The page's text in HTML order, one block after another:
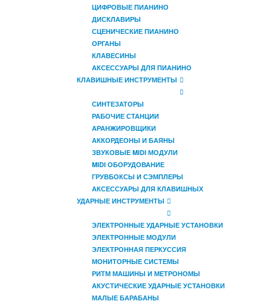
ЦИФРОВЫЕ ПИАНИНО
ДИСКЛАВИРЫ
СЦЕНИЧЕСКИЕ ПИАНИНО
ОРГАНЫ
КЛАВЕСИНЫ
АКСЕССУАРЫ ДЛЯ ПИАНИНО
КЛАВИШНЫЕ ИНСТРУМЕНТЫ
СИНТЕЗАТОРЫ
РАБОЧИЕ СТАНЦИИ
АРАНЖИРОВЩИКИ
АККОРДЕОНЫ И БАЯНЫ
ЗВУКОВЫЕ MIDI МОДУЛИ
MIDI ОБОРУДОВАНИЕ
ГРУВБОКСЫ И СЭМПЛЕРЫ
АКСЕССУАРЫ ДЛЯ КЛАВИШНЫХ
УДАРНЫЕ ИНСТРУМЕНТЫ
ЭЛЕКТРОННЫЕ УДАРНЫЕ УСТАНОВКИ
ЭЛЕКТРОННЫЕ МОДУЛИ
ЭЛЕКТРОННАЯ ПЕРКУССИЯ
МОНИТОРНЫЕ СИСТЕМЫ
РИТМ МАШИНЫ И МЕТРОНОМЫ
АКУСТИЧЕСКИЕ УДАРНЫЕ УСТАНОВКИ
МАЛЫЕ БАРАБАНЫ